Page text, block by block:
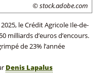
© stock.adobe.com
le Crédit Agricole Ile-de-
milliards d’euros d’encours.
de 23% l’année
Denis Lapalus